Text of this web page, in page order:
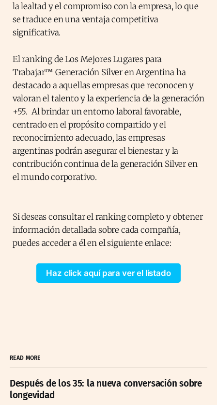
la lealtad y el compromiso con la empresa, lo que
se traduce en una ventaja competitiva
significativa.
El ranking de Los Mejores Lugares para
Trabajar™ Generación Silver en Argentina ha
destacado a aquellas empresas que reconocen y
valoran el talento y la experiencia de la generación
+55. Al brindar un entorno laboral favorable,
centrado en el propósito compartido y el
reconocimiento adecuado, las empresas
argentinas podrán asegurar el bienestar y la
contribución continua de la generación Silver en
el mundo corporativo.
Si deseas consultar el ranking completo y obtener
información detallada sobre cada compañía,
puedes acceder a él en el siguiente enlace:
Haz click aquí para ver el listado
READ MORE
Después de los 35: la nueva conversación sobre
longevidad